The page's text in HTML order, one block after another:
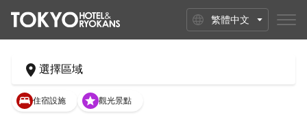
繁體中文
選擇區域
住宿設施 觀光景點